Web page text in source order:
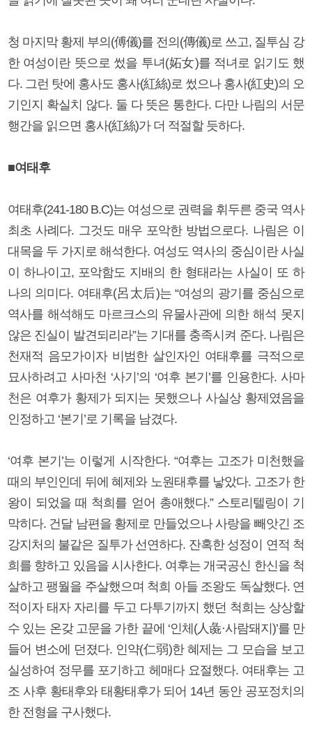
청 마지막 황제 부의(傅儀)를 전의(傳儀)로 쓰고, 질투심 강
한 여성이란 뜻으로 썼을 투녀(妬女)를 적녀로 읽기도 했
다. 그런 탓에 홍사도 홍사(紅絲)로 썼으나 홍사(紅史)의 오
기인지 확실치 않다. 둘 다 뜻은 통한다. 다만 나림의 서문
행간을 읽으면 홍사(紅絲)가 더 적절할 듯하다.
■여태후
여태후(241-180 B.C)는 여성으로 권력을 휘두른 중국 역사
최초 사례다. 그것도 매우 포악한 방법으로다. 나림은 이
대목을 두 가지로 해석한다. 여성도 역사의 중심이란 사실
이 하나이고, 포악함도 지배의 한 형태라는 사실이 또 하
나의 의미다. 여태후(呂太后)는 “여성의 광기를 중심으로
역사를 해석해도 마르크스의 유물사관에 의한 해석 못지
않은 진실이 발견되리라”는 기대를 충족시켜 준다. 나림은
천재적 음모가이자 비범한 살인자인 여태후를 극적으로
묘사하려고 사마천 ‘사기’의 ‘여후 본기’를 인용한다. 사마
천은 여후가 황제가 되지는 못했으나 사실상 황제였음을
인정하고 ‘본기’로 기록을 남겼다.
‘여후 본기’는 이렇게 시작한다. “여후는 고조가 미천했을
때의 부인인데 뒤에 혜제와 노원태후를 낳았다. 고조가 한
왕이 되었을 때 척희를 얻어 총애했다.” 스토리텔링이 기
막히다. 건달 남편을 황제로 만들었으나 사랑을 빼앗긴 조
강지처의 불같은 질투가 선연하다. 잔혹한 성정이 연적 척
희를 향하고 있음을 시사한다. 여후는 개국공신 한신을 척
살하고 팽월을 주살했으며 척희 아들 조왕도 독살했다. 연
적이자 태자 자리를 두고 다투기까지 했던 척희는 상상할
수 있는 온갖 고문을 가한 끝에 ‘인체(人彘·사람돼지)’를 만
들어 변소에 던졌다. 인약(仁弱)한 혜제는 그 모습을 보고
실성하여 정무를 포기하고 헤매다 요절했다. 여태후는 고
조 사후 황태후와 태황태후가 되어 14년 동안 공포정치의
한 전형을 구사했다.